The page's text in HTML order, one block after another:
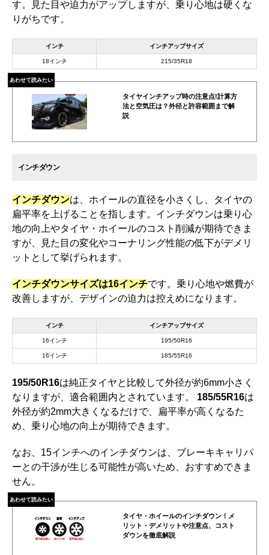
す。見た目や迫力がアップしますが、乗り心地は硬くな
りがちです。
インチ インチアップサイズ
18インチ 215/35R18
あわせて読みたい
タイヤインチアップ時の注意点!計算方
法と空気圧は？外径と許容範囲まで解
説
インチダウン
インチダウンは、ホイールの直径を小さくし、タイヤの
扁平率を上げることを指します。インチダウンは乗り心
地の向上やタイヤ・ホイールのコスト削減が期待できま
すが、見た目の変化やコーナリング性能の低下がデメリ
ットとして挙げられます。
インチダウンサイズは16インチです。乗り心地や燃費が
改善しますが、デザインの迫力は控えめになります。
インチ インチアップサイズ
16インチ 195/50R16
16インチ 185/55R16
195/50R16は純正タイヤと比較して外径が約6mm小さく
なりますが、適合範囲内とされています。 185/55R16は
外径が約2mm大きくなるだけで、扁平率が高くなるた
め、乗り心地の向上が期待できます。
なお、15インチへのインチダウンは、ブレーキキャリパ
ーとの干渉が生じる可能性が高いため、おすすめできま
せん。
あわせて読みたい
タイヤ・ホイールのインチダウン！メ
リット・デメリットや注意点、コスト
ダウンを徹底解説